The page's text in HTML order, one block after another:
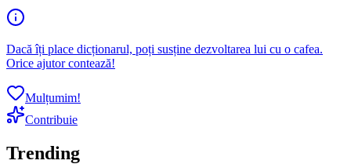
Dacă îți place dicționarul, poți susține dezvoltarea lui cu o cafea.
Orice ajutor contează!
Mulțumim!
Contribuie
Trending